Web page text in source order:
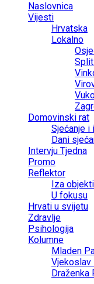
Naslovnica
Vijesti
Hrvatska
Lokalno
Domovinski rat
Sjećanje i
Dani
Intervju Tjedna
Promo
Reflektor
Iza
U fokusu
Hrvati u svijetu
Zdravlje
Psihologija
Kolumne
Mladen
Vjekoslav
Draženka